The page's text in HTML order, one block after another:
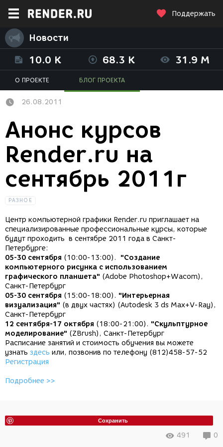
Поддержать
Новости
10.0 K 68.3 K 31.9 M
О ПРОЕКТЕ БЛОГ ПРОЕКТА
26.08.2011
Анонс курсов
Render.ru на
сентябрь 2011г
РАЗНОЕ
Центр компьютерной графики Render.ru приглашает на
специализированные профессиональные курсы, которые
будут проходить в сентябре 2011 года в Санкт-
Петербурге:
05-30 сентября (10:00-13:00).
"Создание
компьютерного рисунка с использованием
графического планшета" (Adobe Photoshop+Wacom),
Санкт-Петербург
05-30 сентября (15:00-18:00). "Интерьерная
визуализация" (в двух частях) (Autodesk 3 ds Max+V-Ray),
Санкт-Петербург
12 сентября-17 октября (18:00-21:00). "Скульптурное
моделирование" (ZBrush), Санкт-Петербург
Расписание занятий и стоимость обучения вы можете
узнать здесь или, позвонив по телефону (812)458-57-52
Регистрация
Подробнее >>
Сохранить
491 0